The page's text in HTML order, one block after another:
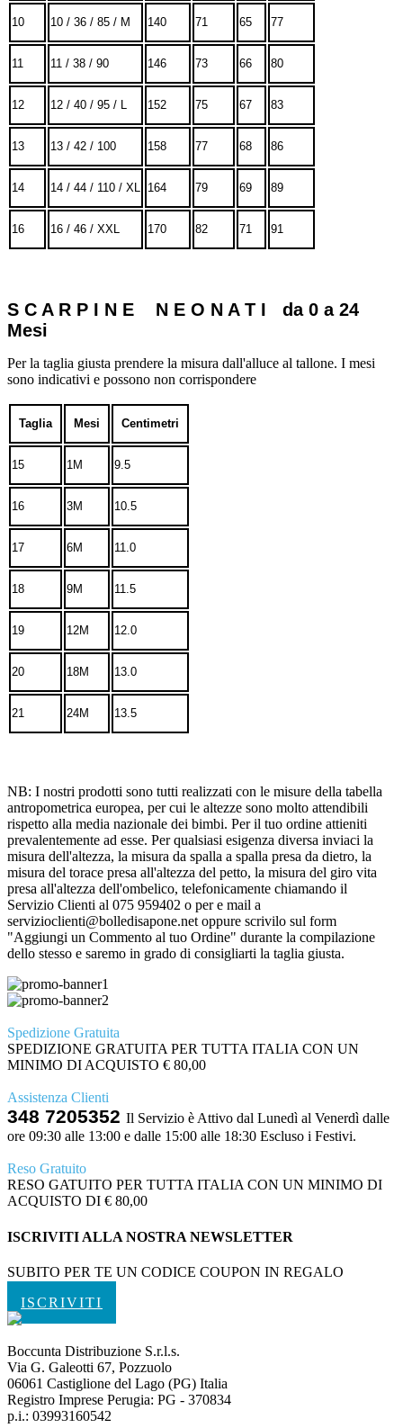
10 10 / 36 / 85 / M 140 71 65 77
11 11 / 38 / 90 146 73 66 80
12 12 / 40 / 95 / L 152 75 67 83
13 13 / 42 / 100 158 77 68 86
14 14 / 44 / 110 / XL 164 79 69 89
16 16 / 46 / XXL 170 82 71 91
S C A R P I N E N E O N A T I da 0 a 24
Mesi
Per la taglia giusta prendere la misura dall'alluce al tallone. I mesi
sono indicativi e possono non corrispondere
Taglia Mesi Centimetri
15 1M 9.5
16 3M 10.5
17 6M 11.0
18 9M 11.5
19 12M 12.0
20 18M 13.0
21 24M 13.5
NB: I nostri prodotti sono tutti realizzati con le misure della tabella
antropometrica europea, per cui le altezze sono molto attendibili
rispetto alla media nazionale dei bimbi. Per il tuo ordine attieniti
prevalentemente ad esse. Per qualsiasi esigenza diversa inviaci la
misura dell'altezza, la misura da spalla a spalla presa da dietro, la
misura del torace presa all'altezza del petto, la misura del giro vita
presa all'altezza dell'ombelico, telefonicamente chiamando il
Servizio Clienti al 075 959402 o per e mail a
servizioclienti@bolledisapone.net oppure scrivilo sul form
"Aggiungi un Commento al tuo Ordine" durante la compilazione
dello stesso e saremo in grado di consigliarti la taglia giusta.
Spedizione Gratuita
SPEDIZIONE GRATUITA PER TUTTA ITALIA CON UN
MINIMO DI ACQUISTO € 80,00
Assistenza Clienti
348 7205352 Il Servizio è Attivo dal Lunedì al Venerdì dalle
ore 09:30 alle 13:00 e dalle 15:00 alle 18:30 Escluso i Festivi.
Reso Gratuito
RESO GATUITO PER TUTTA ITALIA CON UN MINIMO DI
ACQUISTO DI € 80,00
ISCRIVITI ALLA NOSTRA NEWSLETTER
SUBITO PER TE UN CODICE COUPON IN REGALO
ISCRIVITI
Boccunta Distribuzione S.r.l.s.
Via G. Galeotti 67, Pozzuolo
06061 Castiglione del Lago (PG) Italia
Registro Imprese Perugia: PG - 370834
p.i.: 03993160542